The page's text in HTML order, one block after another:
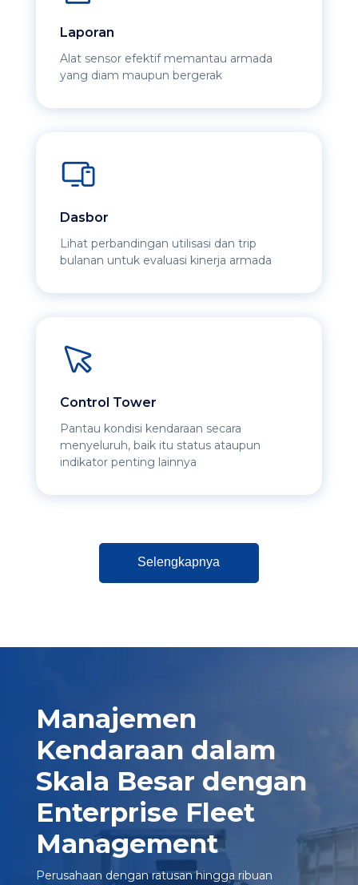
Laporan
Alat sensor efektif memantau armada
yang diam maupun bergerak
Dasbor
Lihat perbandingan utilisasi dan trip
bulanan untuk evaluasi kinerja armada
Control Tower
Pantau kondisi kendaraan secara
menyeluruh, baik itu status ataupun
indikator penting lainnya​
Selengkapnya
Manajemen
Kendaraan dalam
Skala Besar dengan
Enterprise Fleet
Management
Perusahaan dengan ratusan hingga ribuan